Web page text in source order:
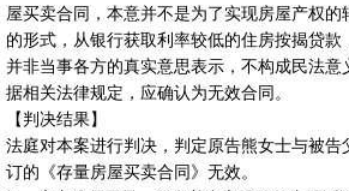
屋买卖合同，本意并不是为了实现房屋产权
的形式，从银行获取利率较低的住房按揭贷款
并非当事各方的真实意思表示，不构成民法意
据相关法律规定，应确认为无效合同。
【判决结果】
法庭对本案进行判决，判定原告熊女士与被
订的《存量房屋买卖合同》无效。